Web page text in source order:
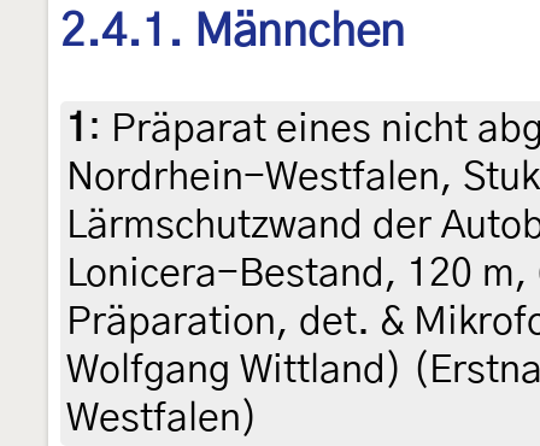
2.4.1. Männchen
1 : Präparat eines nicht
Nordrhein-Westfalen,
Lärmschutzwand der
Lonicera-Bestand, 120
Präparation, det. &
Wolfgang Wittland)
Westfalen)